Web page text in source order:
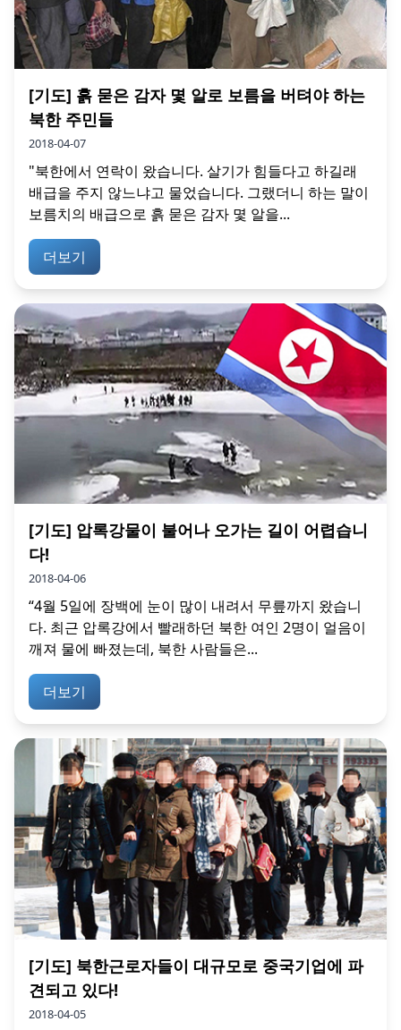
[기도] 흙 묻은 감자 몇 알로 보름을 버텨야 하는
북한 주민들
2018-04-07
"북한에서 연락이 왔습니다. 살기가 힘들다고 하길래
배급을 주지 않느냐고 물었습니다. 그랬더니 하는 말이
보름치의 배급으로 흙 묻은 감자 몇 알을...
더보기
[기도] 압록강물이 불어나 오가는 길이 어렵습니
다!
2018-04-06
“4월 5일에 장백에 눈이 많이 내려서 무릎까지 왔습니
다. 최근 압록강에서 빨래하던 북한 여인 2명이 얼음이
깨져 물에 빠졌는데, 북한 사람들은...
더보기
[기도] 북한근로자들이 대규모로 중국기업에 파
견되고 있다!
2018-04-05